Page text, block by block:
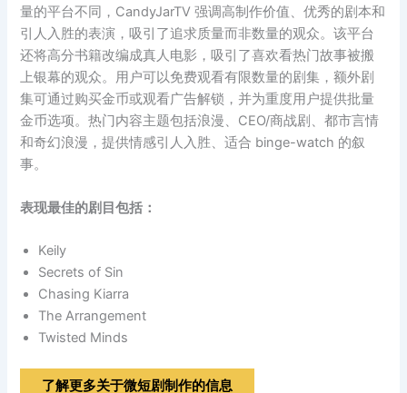
量的平台不同，CandyJarTV 强调高制作价值、优秀的剧本和
引人入胜的表演，吸引了追求质量而非数量的观众。该平台
还将高分书籍改编成真人电影，吸引了喜欢看热门故事被搬
上银幕的观众。用户可以免费观看有限数量的剧集，额外剧
集可通过购买金币或观看广告解锁，并为重度用户提供批量
金币选项。热门内容主题包括浪漫、CEO/商战剧、都市言情
和奇幻浪漫，提供情感引人入胜、适合 binge-watch 的叙
事。
表现最佳的剧目包括：
Keily
Secrets of Sin
Chasing Kiarra
The Arrangement
Twisted Minds
了解更多关于微短剧制作的信息